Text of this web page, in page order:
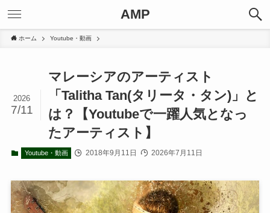
AMP
ホーム Youtube・動画
マレーシアのアーティスト
「Talitha Tan(タリータ・タン)」と
は？【Youtubeで一躍人気となっ
たアーティスト】
2026
7/11
Youtube・動画 2018年9月11日 2026年7月11日